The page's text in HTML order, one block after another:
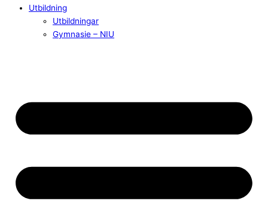
Utbildning
Utbildningar
Gymnasie – NIU